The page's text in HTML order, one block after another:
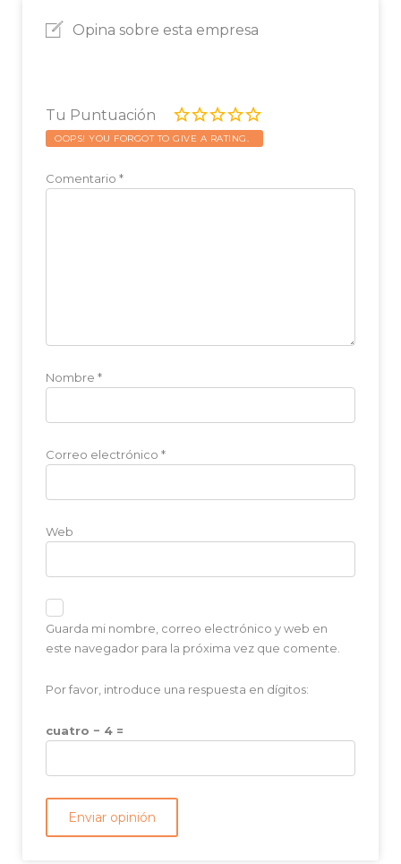
Opina sobre esta empresa
Tu Puntuación
OOPS! YOU FORGOT TO GIVE A RATING.
Comentario *
Nombre *
Correo electrónico *
Web
Guarda mi nombre, correo electrónico y web en
este navegador para la próxima vez que comente.
Por favor, introduce una respuesta en dígitos:
cuatro − 4 =